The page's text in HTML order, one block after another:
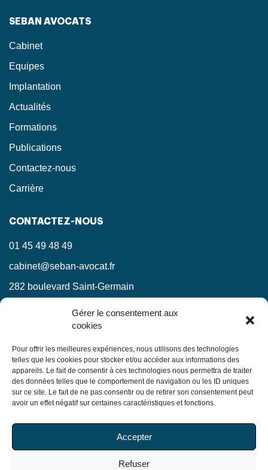
Gérer le consentement aux
cookies
Pour offrir les meilleures expériences, nous utilisons des technologies
telles que les cookies pour stocker et/ou accéder aux informations des
appareils. Le fait de consentir à ces technologies nous permettra de traiter
des données telles que le comportement de navigation ou les ID uniques
sur ce site. Le fait de ne pas consentir ou de retirer son consentement peut
avoir un effet négatif sur certaines caractéristiques et fonctions.
Accepter
Refuser
SEBAN AVOCATS
Cabinet
Equipes
Implantation
Actualités
Formations
Publications
Contactez-nous
Carrière
CONTACTEZ-NOUS
01 45 49 48 49
cabinet@seban-avocat.fr
282 boulevard Saint-Germain
RESTEZ INFORMÉS !
Ne manquez pas nos actualités juridiques.
En soumettant ce formulaire, j’accepte que mes
informations soient utilisées exclusivement dans le cadre
de ma demande, conformément à la